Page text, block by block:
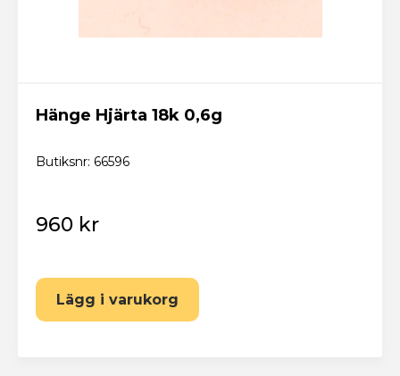
Hänge Hjärta 18k 0,6g
Butiksnr: 66596
960 kr
Lägg i varukorg